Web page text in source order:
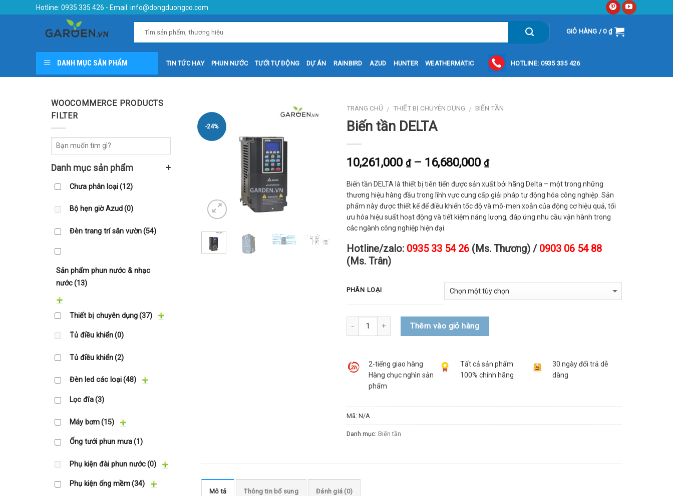
Hotline: 0935 335 426 - Email: info@dongduongco.com
GIỎ HÀNG /0 ₫
DANH MỤC SẢN PHẨM TIN TỨC HAY PHUN NƯỚC TƯỚI TỰ ĐỘNG DỰ ÁN RAINBIRD AZUD HUNTER WEATHERMATIC HOTLINE: 0935 335 426
-24%
TRANG CHỦ / THIẾT BỊ CHUYÊN DỤNG / BIẾN TẦN
Biến tần DELTA
10,261,000 ₫– 16,680,000 ₫
Biến tần DELTA là thiết bị tiên tiến được sản xuất bởi hãng Delta – một trong những
thương hiệu hàng đầu trong lĩnh vực cung cấp giải pháp tự động hóa công nghiệp. Sản
phẩm này được thiết kế để điều khiển tốc độ và mô-men xoắn của động cơ hiệu quả, tối
ưu hóa hiệu suất hoạt động và tiết kiệm năng lượng, đáp ứng nhu cầu vận hành trong
các ngành công nghiệp hiện đại.
Hotline/zalo: 0935 33 54 26(Ms. Thương) / 0903 06 54 88
(Ms. Trân)
PHÂN LOẠI
Số lượng Thêm vào giỏ hàng
2-tiếng giao hàng
Hàng chục nghìn sản
phẩm
Tất cả sản phẩm
100% chính hãng
30 ngày đổi trả dễ
dàng
Mã: N/A
Danh mục: Biến tần
Mô tả Thông tin bổ sung Đánh giá (0)
WOOCOMMERCE PRODUCTS
FILTER
Danh mục sản phẩm +
Chưa phân loại(12)
Bộ hẹn giờ Azud(0)
Đèn trang trí sân vườn(54)
Sản phẩm phun nước & nhạc
nước(13)
Thiết bị chuyên dụng(37)
Tủ điều khiển(0)
Tủ điều khiển(2)
Đèn led các loại(48)
Lọc đĩa(3)
Máy bơm(15)
Ống tưới phun mưa(1)
Phụ kiện đài phun nước(0)
Phụ kiện ống mềm(34)